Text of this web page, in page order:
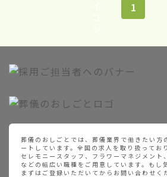
1
葬儀のおしごとでは、葬儀業界で働きたい方
ートしています。全国の求人を取り扱ってお
セレモニースタッフ、フラワーマネジメント
などの幅広い職種をご用意しています。もし
まずはご登録いただいてからお問い合わせく